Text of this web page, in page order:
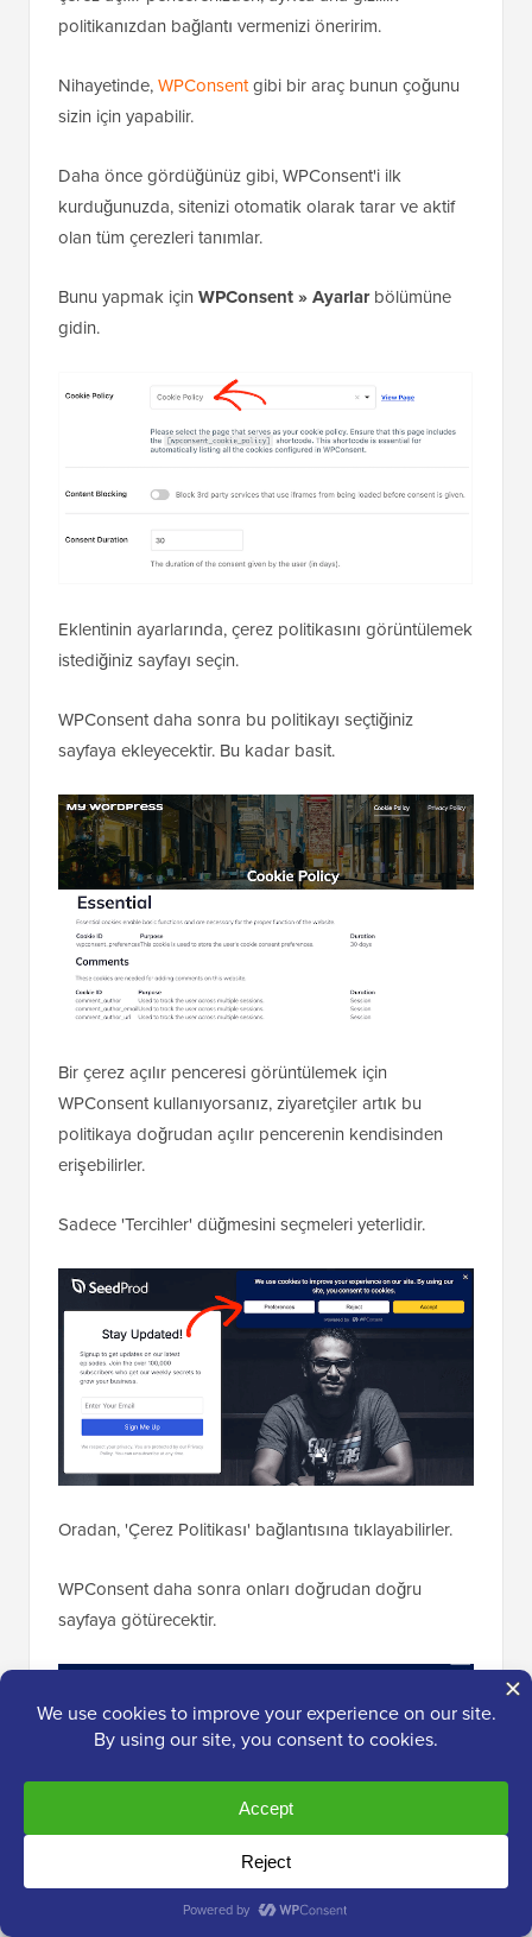
politikanızdan bağlantı vermenizi öneririm.
Nihayetinde,WPConsentgibi bir araç bunun çoğunu
sizin için yapabilir.
Daha önce gördüğünüz gibi, WPConsent'i ilk
kurduğunuzda, sitenizi otomatik olarak tarar ve aktif
olan tüm çerezleri tanımlar.
Bunu yapmak için WPConsent » Ayarlarbölümüne
gidin.
Eklentinin ayarlarında, çerez politikasını görüntülemek
istediğiniz sayfayı seçin.
WPConsent daha sonra bu politikayı seçtiğiniz
sayfaya ekleyecektir. Bu kadar basit.
Bir çerez açılır penceresi görüntülemek için
WPConsent kullanıyorsanız, ziyaretçiler artık bu
politikaya doğrudan açılır pencerenin kendisinden
erişebilirler.
Sadece 'Tercihler' düğmesini seçmeleri yeterlidir.
Oradan, 'Çerez Politikası' bağlantısına tıklayabilirler.
WPConsent daha sonra onları doğrudan doğru
sayfaya götürecektir.